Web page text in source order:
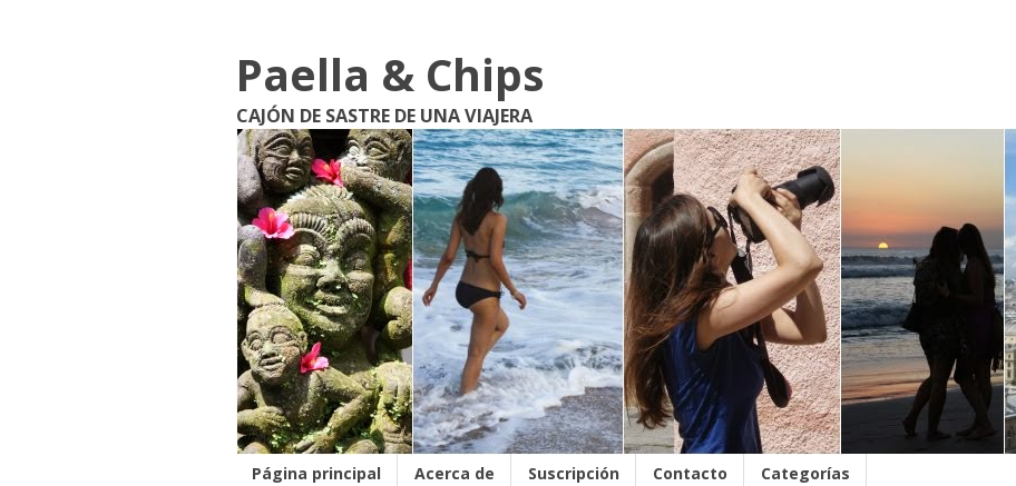
Paella & Chips
CAJÓN DE SASTRE DE UNA VIAJERA
Página principal Acerca de Suscripción Contacto Categorías